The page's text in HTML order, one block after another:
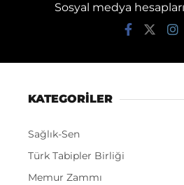
Sosyal medya
KATEGORİLER
Sağlık-Sen
Türk Tabipler Birliği
Memur Zammı